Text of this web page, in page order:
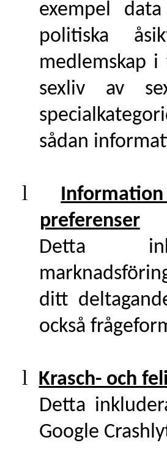
exempel
politiska
medlemskap
sexliv av
sådan
l
preferenser
Detta
ditt
också
l Krasch- och
Detta
Google